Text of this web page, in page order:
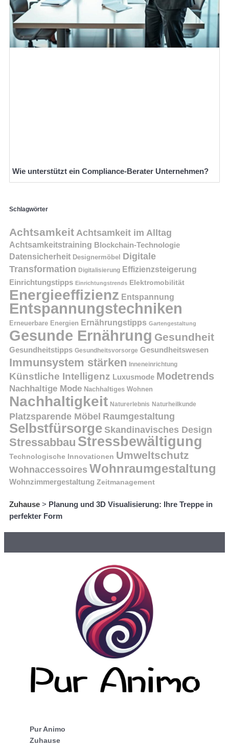
Wie unterstützt ein Compliance-Berater Unternehmen?
Schlagwörter
Achtsamkeit Achtsamkeit im Alltag
Achtsamkeitstraining Blockchain-Technologie
Datensicherheit Designermöbel
Digitale
Transformation Digitalisierung Effizienzsteigerung
Einrichtungstipps Einrichtungstrends Elektromobilität
Energieeffizienz Entspannung
Entspannungstechniken
Erneuerbare Energien Ernährungstipps Gartengestaltung
Gesunde Ernährung Gesundheit
Gesundheitstipps Gesundheitsvorsorge Gesundheitswesen
Immunsystem stärken Inneneinrichtung
Künstliche Intelligenz Luxusmode Modetrends
Nachhaltige Mode Nachhaltiges Wohnen
Nachhaltigkeit Naturerlebnis Naturheilkunde
Platzsparende Möbel Raumgestaltung
Selbstfürsorge Skandinavisches Design
Stressabbau Stressbewältigung
Technologische Innovationen Umweltschutz
Wohnaccessoires Wohnraumgestaltung
Wohnzimmergestaltung Zeitmanagement
Zuhause > Planung und 3D Visualisierung: Ihre Treppe in
perfekter Form
Pur Animo
Zuhause